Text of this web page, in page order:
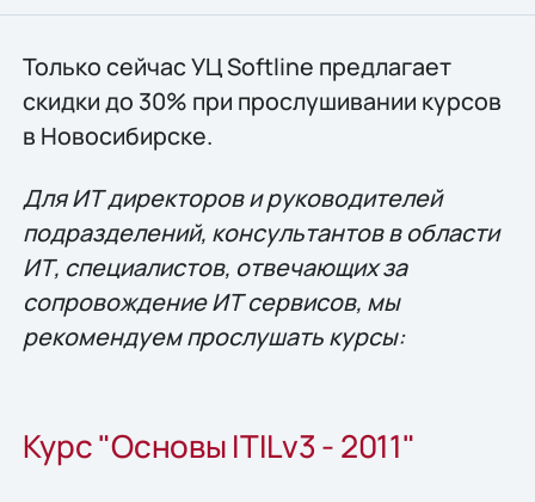
Только сейчас УЦ Softline предлагает
скидки до 30% при прослушивании курсов
в Новосибирске.
Для ИТ директоров и руководителей
подразделений, консультантов в области
ИТ, специалистов, отвечающих за
сопровождение ИТ сервисов, мы
рекомендуем прослушать курсы:
Курс "Основы ITILv3 - 2011"